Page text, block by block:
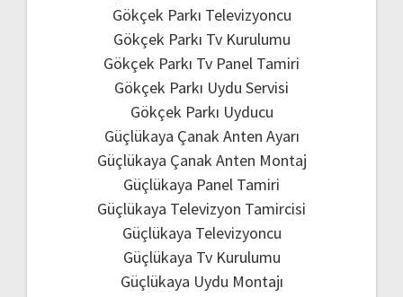
Gökçek Parkı Televizyoncu
Gökçek Parkı Tv Kurulumu
Gökçek Parkı Tv Panel Tamiri
Gökçek Parkı Uydu Servisi
Gökçek Parkı Uyducu
Güçlükaya Çanak Anten Ayarı
Güçlükaya Çanak Anten Montaj
Güçlükaya Panel Tamiri
Güçlükaya Televizyon Tamircisi
Güçlükaya Televizyoncu
Güçlükaya Tv Kurulumu
Güçlükaya Uydu Montajı